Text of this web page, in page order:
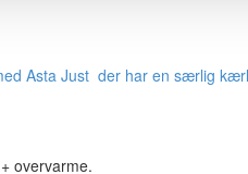
Asta Just der har en særlig
overvarme.